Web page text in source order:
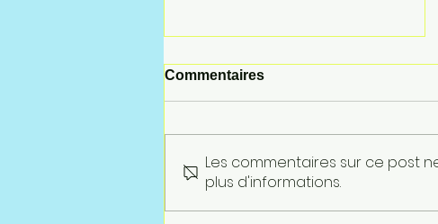
INTÉRESSEMENT 2025
Commentaires
Les commentaires sur ce post
plus d'informations.